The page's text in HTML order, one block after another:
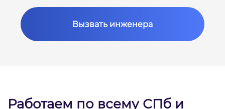
Вызвать инженера
Работаем по всему СПб и